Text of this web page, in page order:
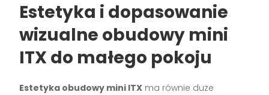
Estetyka i dopasowanie
wizualne obudowy mini
ITX do małego pokoju
Estetyka obudowy mini ITX ma równie duże